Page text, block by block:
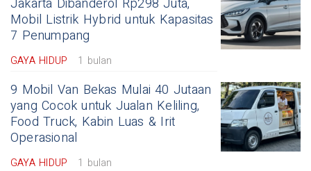
Mobil Listrik Hybrid untuk Kapasitas
7 Penumpang
GAYA HIDUP 1 bulan
9 Mobil Van Bekas Mulai 40 Jutaan
yang Cocok untuk Jualan Keliling,
Food Truck, Kabin Luas & Irit
Operasional
GAYA HIDUP 1 bulan